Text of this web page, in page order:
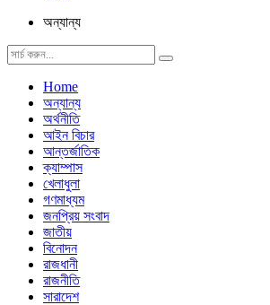
অন্যান্য
Home
অন্যান্য
অর্থনীতি
আইন বিচার
আন্তর্জাতিক
ক্যাম্পাস
খেলাধুলা
গণমাধ্যম
জনপ্রিয় সংবাদ
জাতীয়
বিনোদন
রাজধানী
রাজনীতি
সারাদেশ